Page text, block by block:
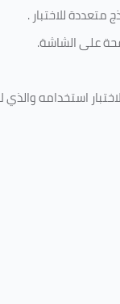
للاختبار.
على الشاشة.
استخدامه